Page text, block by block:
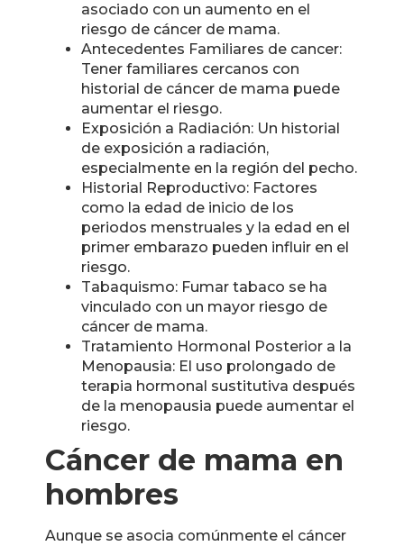
asociado con un aumento en el
riesgo de cáncer de mama.
Antecedentes Familiares de cancer:
Tener familiares cercanos con
historial de cáncer de mama puede
aumentar el riesgo.
Exposición a Radiación: Un historial
de exposición a radiación,
especialmente en la región del pecho.
Historial Reproductivo: Factores
como la edad de inicio de los
periodos menstruales y la edad en el
primer embarazo pueden influir en el
riesgo.
Tabaquismo: Fumar tabaco se ha
vinculado con un mayor riesgo de
cáncer de mama.
Tratamiento Hormonal Posterior a la
Menopausia: El uso prolongado de
terapia hormonal sustitutiva después
de la menopausia puede aumentar el
riesgo.
Cáncer de mama en
hombres
Aunque se asocia comúnmente el cáncer